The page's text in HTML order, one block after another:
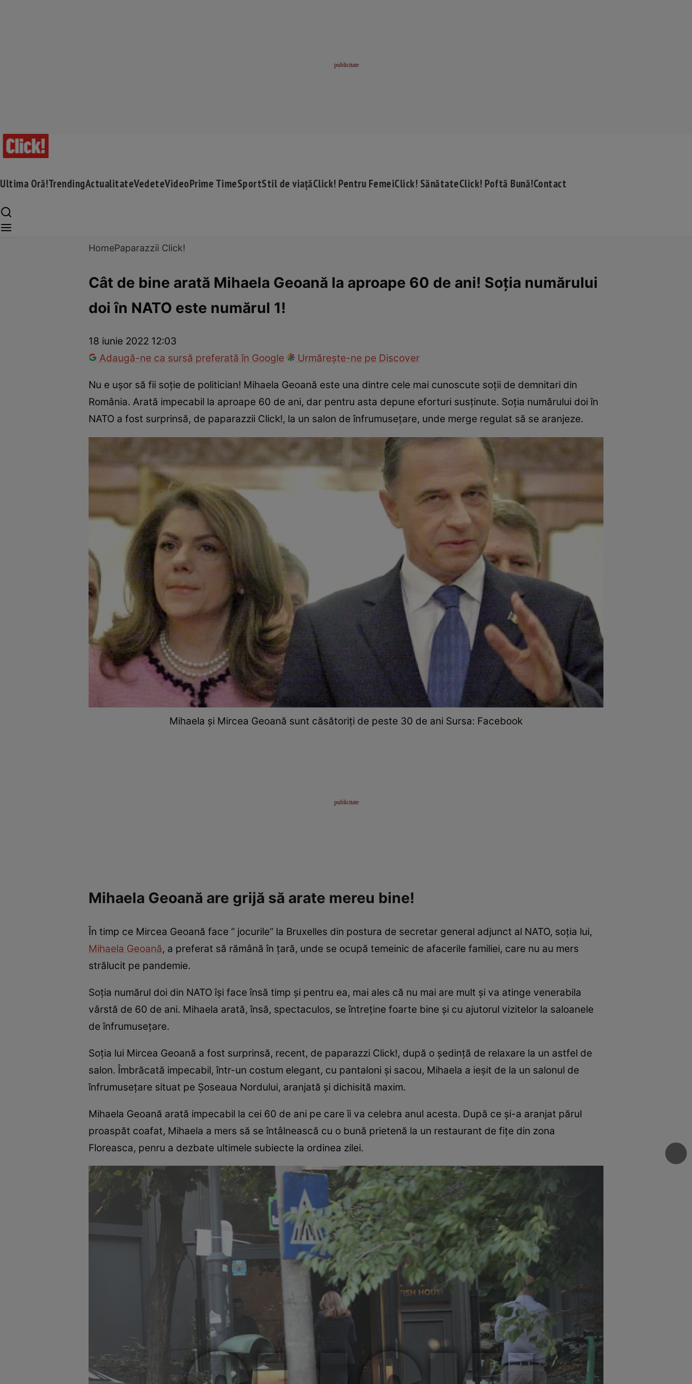
Ultima Oră!TrendingActualitateVedeteVideoPrime TimeSportStil de viațăClick! Pentru FemeiClick! SănătateClick! Poftă Bună!Contact
HomePaparazzii Click!
Cât de bine arată Mihaela Geoană la aproape 60 de ani! Soția numărului
doi în NATO este numărul 1!
18 iunie 2022 12:03
Adaugă-ne ca sursă preferată în Google
Urmărește-ne pe Discover
Nu e ușor să fii soție de politician! Mihaela Geoană este una dintre cele mai cunoscute soții de demnitari din
România. Arată impecabil la aproape 60 de ani, dar pentru asta depune eforturi susținute. Soția numărului doi în
NATO a fost surprinsă, de paparazzii Click!, la un salon de înfrumusețare, unde merge regulat să se aranjeze.
Mihaela și Mircea Geoană sunt căsătoriți de peste 30 de ani Sursa: Facebook
Mihaela Geoană are grijă să arate mereu bine!
În timp ce Mircea Geoană face ” jocurile” la Bruxelles din postura de secretar general adjunct al NATO, soția lui,
Mihaela Geoană, a preferat să rămână în țară, unde se ocupă temeinic de afacerile familiei, care nu au mers
strălucit pe pandemie.
Soția numărul doi din NATO își face însă timp și pentru ea, mai ales că nu mai are mult și va atinge venerabila
vârstă de 60 de ani. Mihaela arată, însă, spectaculos, se întreține foarte bine și cu ajutorul vizitelor la saloanele
de înfrumusețare.
Soția lui Mircea Geoană a fost surprinsă, recent, de paparazzi Click!, după o ședință de relaxare la un astfel de
salon. Îmbrăcată impecabil, într-un costum elegant, cu pantaloni și sacou, Mihaela a ieșit de la un salonul de
înfrumusețare situat pe Șoseaua Nordului, aranjată și dichisită maxim.
Mihaela Geoană arată impecabil la cei 60 de ani pe care îi va celebra anul acesta. După ce și-a aranjat părul
proaspăt coafat, Mihaela a mers să se întâlnească cu o bună prietenă la un restaurant de fițe din zona
Floreasca, penru a dezbate ultimele subiecte la ordinea zilei.